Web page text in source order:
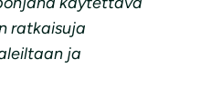
ratkaisuja
ja